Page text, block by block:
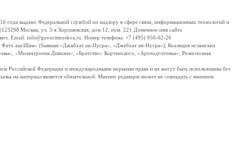
выдано Федеральной службой по надзору в сфере связи, информационных технологий и
Москва, ул. 3-я Хорошевская, дом 12, пом. 22). Доменное имя сайта
Email: info@govoritmoskva.ru. Номер телефона: +7 (495) 950-62-26
Фатх аш-Шам» (бывшая «Джабхат ан-Нусра», «Джебхат ан-Нусра»), Коалиция исламских
«Мизантропик Дивижн», «Братство» Корчинского, «Артподготовка», Религиозная
Российской Федерации и международными нормами права и не могут быть использованы без
на материал является обязательной. Мнение редакции может не совпадать с мнением